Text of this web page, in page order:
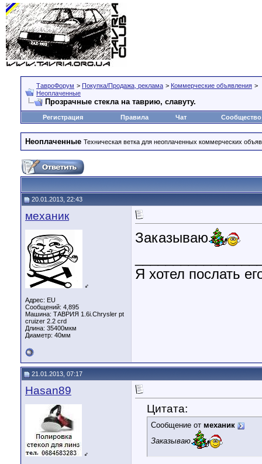
ТавроФорум > Покупка/Продажа, реклама > Коммерческие объявления >
Неоплаченные
Прозрачные стекла на таврию, славуту.
Регистрация Правила Чат Сообщество
Неоплаченные Техническая ветка для неоплаченных коммерческих
20.01.2013, 22:43
механик
♂
Адрес: EU
Сообщений: 4,895
Машина: ТАВРИЯ 1.6i.Chrysler pt
cruizer 2.2 crd
Длина: 35400мкм
Диаметр: 40мм
Заказываю
Я хотел послать
21.01.2013, 07:17
Hasan89
♂
Цитата:
Сообщение от механик
Заказываю